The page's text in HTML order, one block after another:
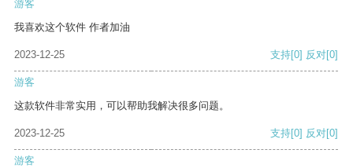
游客
我喜欢这个软件 作者加油
2023-12-25 支持[0] 反对[0]
游客
这款软件非常实用，可以帮助我解决很多问题。
2023-12-25 支持[0] 反对[0]
游客